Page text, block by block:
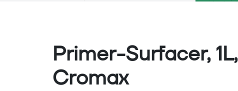
Primer-Surfacer, 1L,
Cromax